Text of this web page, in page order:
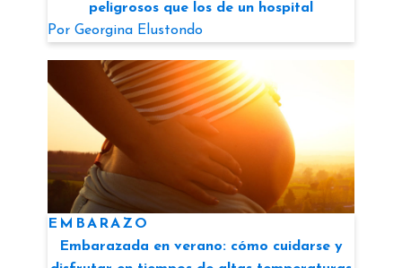
peligrosos que los de un hospital
Por Georgina Elustondo
EMBARAZO
Embarazada en verano: cómo cuidarse y